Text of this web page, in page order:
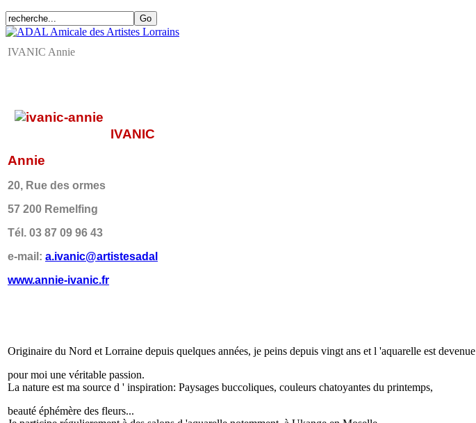
IVANIC Annie
IVANIC
Annie
20, Rue des ormes
57 200 Remelfing
Tél. 03 87 09 96 43
e-mail: a.ivanic@artistesadal
www.annie-ivanic.fr
Originaire du Nord et Lorraine depuis quelques années, je peins depuis vingt ans et l 'aquarelle est devenue
pour moi une véritable passion.
La nature est ma source d ' inspiration: Paysages buccoliques, couleurs chatoyantes du printemps,
beauté éphémère des fleurs...